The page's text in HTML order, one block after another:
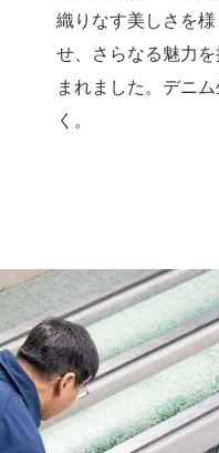
織りなす美しさを
せ、さらなる魅力
まれました。デニ
く。